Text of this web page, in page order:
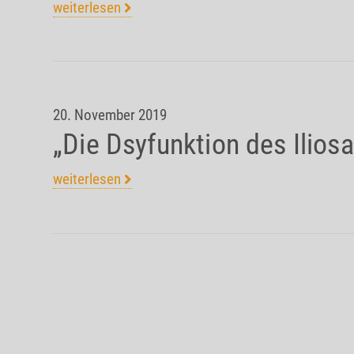
weiterlesen
20. November 2019
„Die Dsyfunktion des
weiterlesen